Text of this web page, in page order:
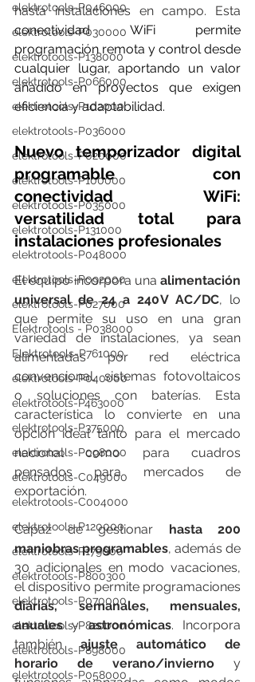
elektrotools-P046000
elektrotools-P030000
elektrotools-P138000
elektrotools-P066000
elektrotools-P102000
elektrotools-P036000
elektrotools-P020000
elektrotools-P100000
elektrotools-P035000
elektrotools-P131000
elektrotools-P048000
elektrotools-P092000
elektrotools-P027000
Elektrotools - P038000
Elektrotools-P761000
elektrotools-P040000
elektrotools-P463000
elektrotools-P375000
elektrotools-P098000
elektrotools-C049000
elektrotools-C004000
elektrotools-P120000
elektrotools-P179000
elektrotools-P800300
elektrotools-P070000
elektrotools-P820000
elektrotools-P898000
elektrotools-P058000
hasta instalaciones en
conectividad WiFi permite
programación remota y control desde
cualquier lugar, aportando un valor
añadido en proyectos que exigen
eficiencia y adaptabilidad.
Nuevo temporizador digital
programable con
conectividad WiFi:
versatilidad total para
instalaciones profesionales
El equipo incorpora una alimentación
universal de 24 a 240 V AC/DC, lo
que permite su uso en una gran
variedad de instalaciones, ya sean
alimentadas por red eléctrica
convencional, sistemas fotovoltaicos
o soluciones con baterías. Esta
característica lo convierte en una
opción ideal tanto para el mercado
nacional como para cuadros
pensados para mercados de
exportación.
Capaz de gestionar hasta 200
maniobras programables, además de
30 adicionales en modo vacaciones,
diarias, semanales, mensuales,
anuales y astronómicas. Incorpora
también ajuste automático de
horario de verano/invierno y